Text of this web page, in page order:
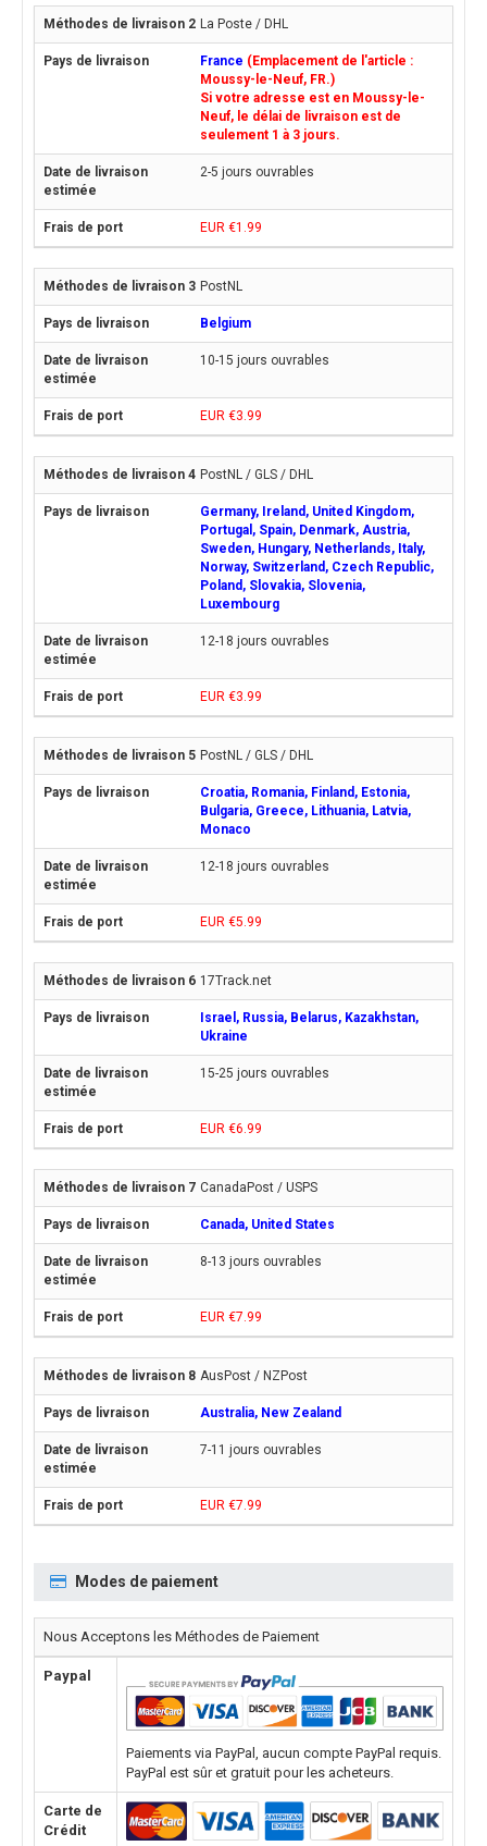
La Poste / DHL
France (Emplacement de l'article :
Moussy-le-Neuf, FR.)
Si votre adresse est en Moussy-le-
Neuf, le délai de livraison est de
seulement 1 à 3 jours.
2-5 jours ouvrables
EUR €1.99
PostNL
Belgium
10-15 jours ouvrables
EUR €3.99
PostNL / GLS / DHL
Germany, Ireland, United Kingdom,
Portugal, Spain, Denmark, Austria,
Sweden, Hungary, Netherlands, Italy,
Norway, Switzerland, Czech Republic,
Poland, Slovakia, Slovenia,
Luxembourg
12-18 jours ouvrables
EUR €3.99
PostNL / GLS / DHL
Croatia, Romania, Finland, Estonia,
Bulgaria, Greece, Lithuania, Latvia,
Monaco
12-18 jours ouvrables
EUR €5.99
17Track.net
Israel, Russia, Belarus, Kazakhstan,
Ukraine
15-25 jours ouvrables
EUR €6.99
CanadaPost / USPS
Canada, United States
8-13 jours ouvrables
EUR €7.99
AusPost / NZPost
Australia, New Zealand
7-11 jours ouvrables
EUR €7.99
Modes de paiement
Nous Acceptons les Méthodes de Paiement
Paypal
Paiements via PayPal, aucun compte PayPal requis.
PayPal est sûr et gratuit pour les acheteurs.
Carte de
Crédit